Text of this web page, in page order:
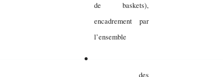
de baskets),
encadrement par
l’ensemble
des